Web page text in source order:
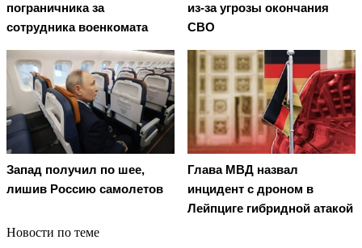
пограничника за
сотрудника военкомата
из-за угрозы окончания
СВО
Запад получил по шее,
лишив Россию самолетов
Глава МВД назвал
инцидент с дроном в
Лейпциге гибридной атакой
Новости по теме